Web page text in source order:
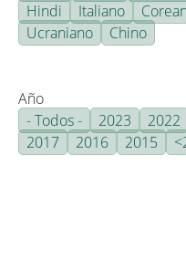
Hindi
Italiano
Ucraniano
Chino
Año
- Todos -
2023 2022
2017
2016 2015